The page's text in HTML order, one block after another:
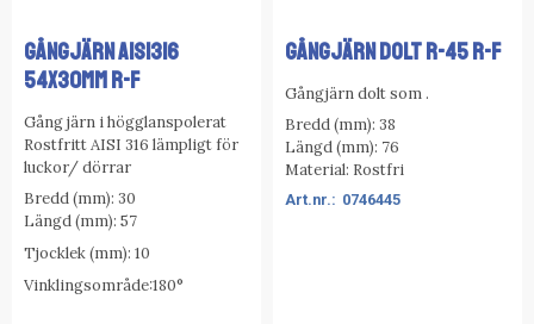
GÅNGJÄRN AISI316
54x30MM R-F
Gång järn i högglanspolerat
Rostfritt AISI 316 lämpligt för
luckor/ dörrar
Bredd (mm): 30
Längd (mm): 57
Tjocklek (mm): 10
Vinklingsområde:180°
GÅNGJÄRN DOLT R-45 R-F
Gångjärn dolt som .
Bredd (mm): 38
Längd (mm): 76
Material: Rostfri
0746445